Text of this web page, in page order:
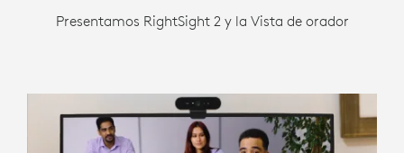
Presentamos RightSight 2 y la Vista de orador